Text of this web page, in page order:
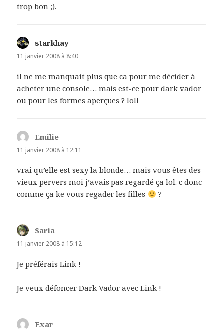
trop bon ;).
starkhay
11 janvier 2008 à 8:40
il ne me manquait plus que ca pour me décider à
acheter une console… mais est-ce pour dark vador
ou pour les formes aperçues ? loll
Emilie
11 janvier 2008 à 12:11
vrai qu’elle est sexy la blonde… mais vous êtes des
vieux pervers moi j’avais pas regardé ça lol. c donc
comme ça ke vous regader les filles
?
Saria
11 janvier 2008 à 15:12
Je préférais Link !
Je veux défoncer Dark Vador avec Link !
Exar